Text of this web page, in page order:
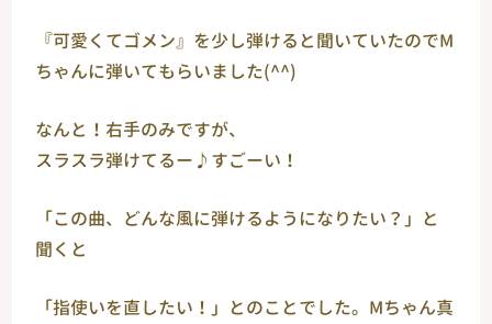
『可愛くてゴメン』を少し弾けると聞いていたのでМ
ちゃんに弾いてもらいました(^^)
なんと！右手のみですが、
スラスラ弾けてるー♪すごーい！
「この曲、どんな風に弾けるようになりたい？」と
聞くと
「指使いを直したい！」とのことでした。Мちゃん真